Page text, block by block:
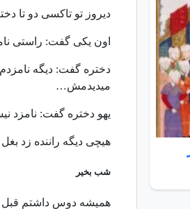
دیروز تو تاکسی دو تا
اون یکى گفت: راستى
دختره گفت: دیگه
میدیدمش…
یهو دختره گفت: نامزد
هیچى دیگه راننده زد
شب بخیر
‏همیشه دوس داشتم قبل